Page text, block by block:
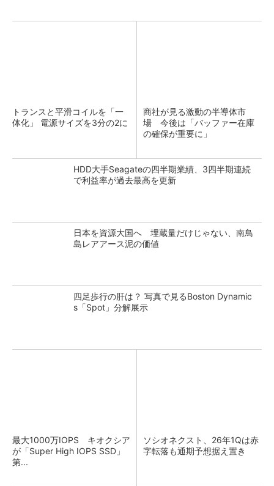
トランスと平滑コイルを「一
体化」 電源サイズを3分の2に
商社が見る激動の半導体市
場 今後は「バッファー在庫
の確保が重要に」
HDD大手Seagateの四半期業績、3四半期連続
で利益率が過去最高を更新
日本を資源大国へ 埋蔵量だけじゃない、南鳥
島レアアース泥の価値
四足歩行の肝は？ 写真で見るBoston Dynamic
s「Spot」分解展示
最大1000万IOPS キオクシア
が「Super High IOPS SSD」
第...
ソシオネクスト、26年1Qは赤
字転落も通期予想据え置き